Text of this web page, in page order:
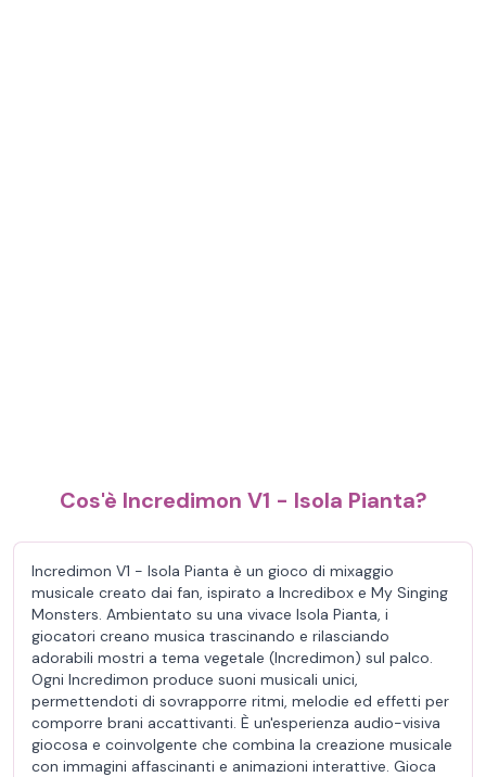
Cos'è Incredimon V1 - Isola Pianta?
Incredimon V1 - Isola Pianta è un gioco di mixaggio
musicale creato dai fan, ispirato a Incredibox e My Singing
Monsters. Ambientato su una vivace Isola Pianta, i
giocatori creano musica trascinando e rilasciando
adorabili mostri a tema vegetale (Incredimon) sul palco.
Ogni Incredimon produce suoni musicali unici,
permettendoti di sovrapporre ritmi, melodie ed effetti per
comporre brani accattivanti. È un'esperienza audio-visiva
giocosa e coinvolgente che combina la creazione musicale
con immagini affascinanti e animazioni interattive. Gioca